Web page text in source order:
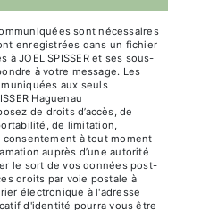
sont nécessaires
enregistrées dans un fichier
JOEL SPISSER et ses sous-
à votre message. Les
aux seuls
Haguenau
de droits d’accès, de
de limitation,
à tout moment
auprès d’une autorité
le sort de vos données post-
droits par voie postale à
électronique à l'adresse
d'identité pourra vous être